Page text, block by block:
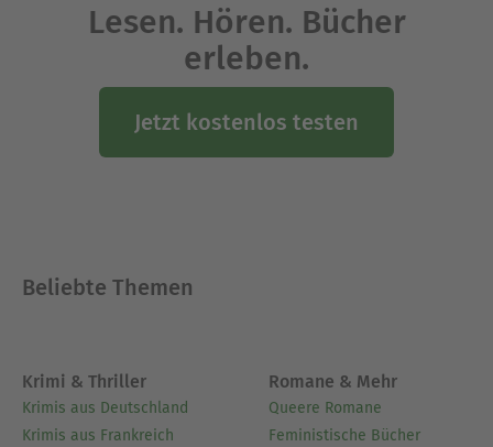
Lesen. Hören. Bücher
erleben.
Jetzt kostenlos testen
Beliebte Themen
Krimi & Thriller
Krimis aus Deutschland
Krimis aus Frankreich
Romane & Mehr
Queere Romane
Feministische Bücher